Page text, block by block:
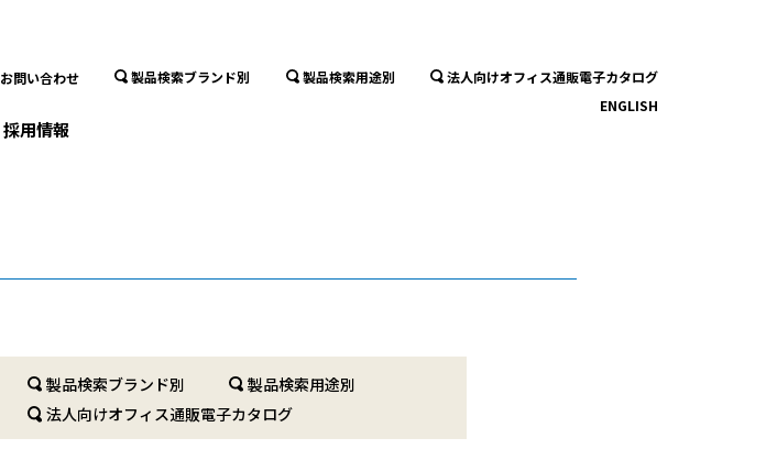
お問い合わせ 製品検索ブランド別 製品検索用途別
法人向けオフィス通販電子カタログ
ENGLISH
採用情報
製品検索ブランド別
製品検索用途別
法人向けオフィス通販電子カタログ